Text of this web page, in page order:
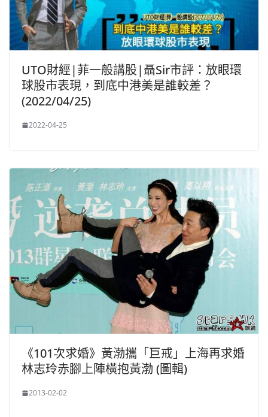
UTO財經|菲一般講股|聶Sir市評：放眼環
球股市表現，到底中港美是誰較差？
(2022/04/25)
2022-04-25
《101次求婚》黃渤攜「巨戒」上海再求婚
林志玲赤腳上陣橫抱黃渤 (圖輯)
2013-02-02